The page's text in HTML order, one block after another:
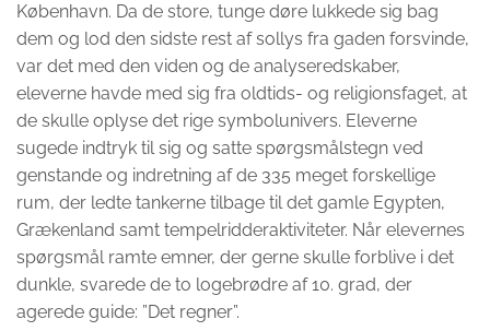
København. Da de store, tunge døre lukkede sig bag
dem og lod den sidste rest af sollys fra gaden forsvinde,
var det med den viden og de analyseredskaber,
eleverne havde med sig fra oldtids- og religionsfaget, at
de skulle oplyse det rige symbolunivers. Eleverne
sugede indtryk til sig og satte spørgsmålstegn ved
genstande og indretning af de 335 meget forskellige
rum, der ledte tankerne tilbage til det gamle Egypten,
Grækenland samt tempelridderaktiviteter. Når elevernes
spørgsmål ramte emner, der gerne skulle forblive i det
dunkle, svarede de to logebrødre af 10. grad, der
agerede guide: ”Det regner”.